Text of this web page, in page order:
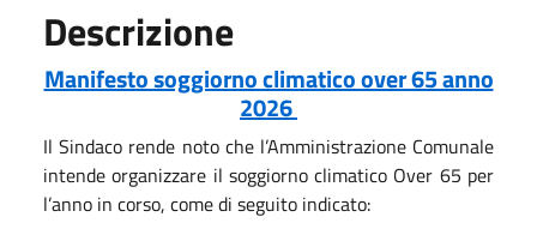
Descrizione
Manifesto soggiorno climatico over 65 anno
2026
Il Sindaco rende noto che l’Amministrazione Comunale
intende organizzare il soggiorno climatico Over 65 per
l’anno in corso, come di seguito indicato: